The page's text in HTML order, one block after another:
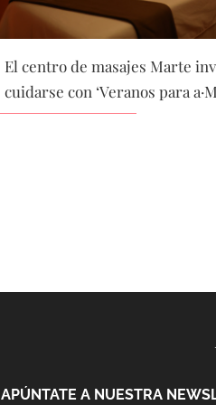
El centro de masajes Marte
cuidarse con ‘Veranos para
APÚNTATE A NUESTRA